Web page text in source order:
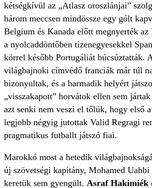
kétségkívül az „Atlasz oroszlánjai”
három meccsen mindössze egy gólt
Belgium és Kanada előtt megnyerték
a nyolcaddöntőben tizenegyesekkel
körrel később Portugáliát búcsúztatták.
világbajnoki címvédő franciák már túl
bizonyultak, és a harmadik helyért
„visszakapott” horvátok ellen sem
azt senki nem veszi el tőlük, hogy első
legjobb négyig jutottak Valid Regragi
pragmatikus futballt játszó fiai.
Marokkó most a hetedik
új szövetségi kapitány, Mohamed
keretük sem gyengült. Asraf Hakimiék